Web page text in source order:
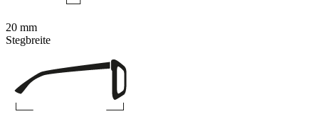
20 mm
Stegbreite